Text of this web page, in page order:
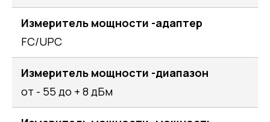
Измеритель мощности -адаптер
FC/UPC
Измеритель мощности -диапазон
от - 55 до + 8 дБм